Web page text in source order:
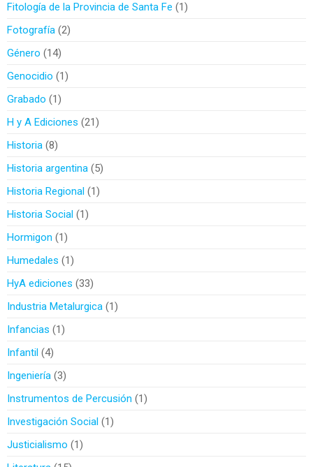
Fitología de la Provincia de Santa Fe
1
Fotografía 2
Género
14
Genocidio
1
Grabado
1
H y A Ediciones 21
Historia 8
Historia argentina 5
Historia Regional 1
Historia Social 1
Hormigon
1
Humedales
1
HyA ediciones 33
Industria Metalurgica 1
Infancias
1
Infantil 4
Ingeniería 3
Instrumentos de Percusión
1
Investigación Social 1
Justicialismo
1